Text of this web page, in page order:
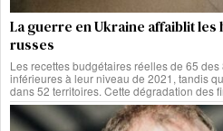
La guerre en Ukraine affaiblit les
russes
Les recettes budgétaires réelles de 65
inférieures à leur niveau de 2021, tandis
dans 52 territoires. Cette dégradation des